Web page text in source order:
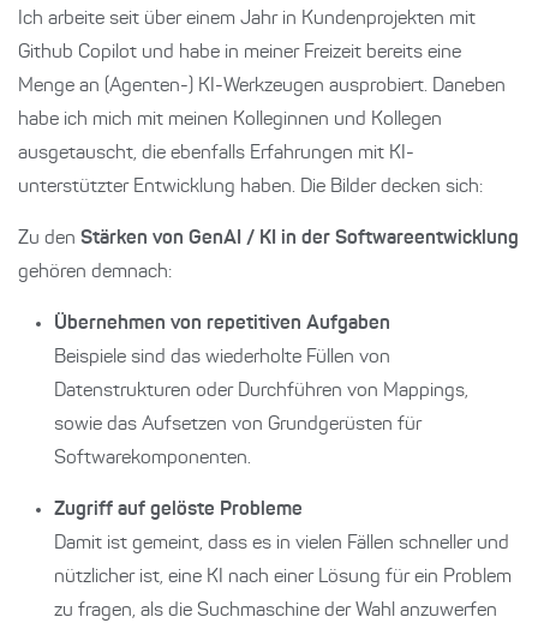
Ich arbeite seit über einem Jahr in Kundenprojekten mit
Github Copilot und habe in meiner Freizeit bereits eine
Menge an (Agenten-) KI-Werkzeugen ausprobiert. Daneben
habe ich mich mit meinen Kolleginnen und Kollegen
ausgetauscht, die ebenfalls Erfahrungen mit KI-
unterstützter Entwicklung haben. Die Bilder decken sich:
Zu den Stärken von GenAI / KI in der Softwareentwicklung
gehören demnach:
Übernehmen von repetitiven Aufgaben
Beispiele sind das wiederholte Füllen von
Datenstrukturen oder Durchführen von Mappings,
sowie das Aufsetzen von Grundgerüsten für
Softwarekomponenten.
Zugriff auf gelöste Probleme
Damit ist gemeint, dass es in vielen Fällen schneller und
nützlicher ist, eine KI nach einer Lösung für ein Problem
zu fragen, als die Suchmaschine der Wahl anzuwerfen